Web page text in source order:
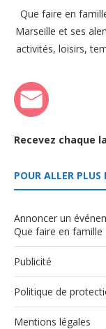
Que faire en
Marseille et ses
activités, loisirs,
Recevez chaque
POUR ALLER
Annoncer un
Que faire en famille
Publicité
Politique de
Mentions légales